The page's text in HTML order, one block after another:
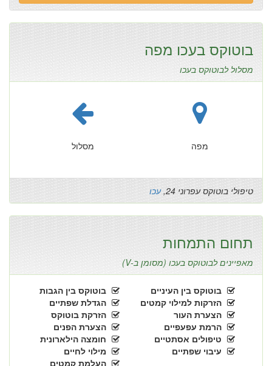
בוטוקס בעכו מפה
מסלול לבוטוקס בעכו
מפה מסלול
טיפולי בוטוקס עפרוני 24, עכו
תחום התמחות
מאפיינים לבוטוקס בעכו (מסומן ב-V)
בוטוקס בין הגבות
בוטוקס בין העיניים
הגדלת שפתיים
הזרקות למילוי קמטים
הזרקת בוטוקס
הצערת העור
הצערת הפנים
הרמת עפעפיים
חומצה הילארונית
טיפולים אסתטיים
מילוי לחיים
עיבוי שפתיים
העלמת קמטים